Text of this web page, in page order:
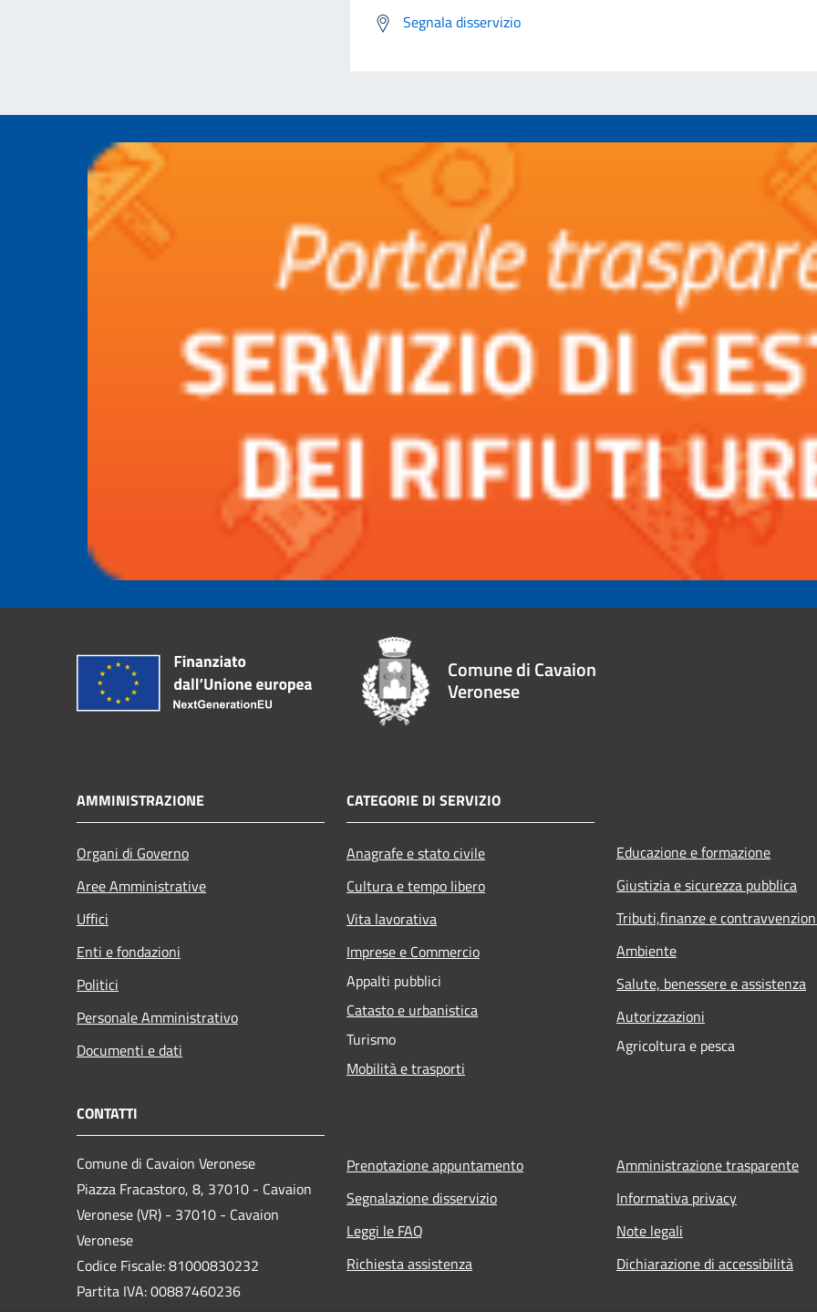
Segnala disservizio
Comune di Cavaion
Veronese
AMMINISTRAZIONE
Organi di Governo
Aree Amministrative
Uffici
Enti e fondazioni
Politici
Personale Amministrativo
Documenti e dati
CATEGORIE DI SERVIZIO
Anagrafe e stato civile
Cultura e tempo libero
Vita lavorativa
Imprese e Commercio
Appalti pubblici
Catasto e urbanistica
Turismo
Mobilità e trasporti
Educazione e formazione
Giustizia e sicurezza pubblica
Tributi,finanze e
Ambiente
Salute, benessere e assistenza
Autorizzazioni
Agricoltura e pesca
CONTATTI
Comune di Cavaion Veronese
Piazza Fracastoro, 8, 37010 - Cavaion
Veronese (VR) - 37010 - Cavaion
Veronese
Codice Fiscale: 81000830232
Partita IVA: 00887460236
Prenotazione appuntamento
Segnalazione disservizio
Leggi le FAQ
Richiesta assistenza
Amministrazione trasparente
Informativa privacy
Note legali
Dichiarazione di accessibilità